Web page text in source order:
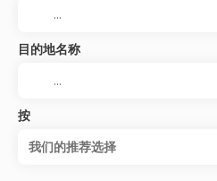
目的地名称
按
我们的推荐选择